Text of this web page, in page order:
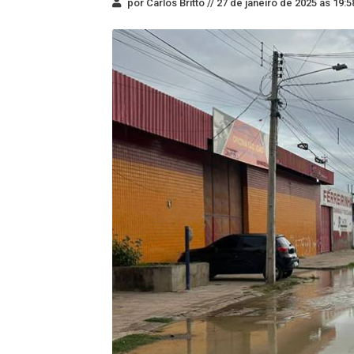
por Carlos Britto // 27 de janeiro de 2025 às